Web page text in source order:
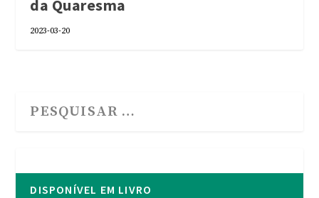
da Quaresma
2023-03-20
DISPONÍVEL EM LIVRO